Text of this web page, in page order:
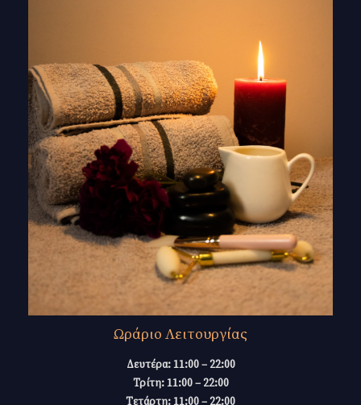
Ωράριο Λειτουργίας
Δευτέρα: 11:00 – 22:00
Τρίτη: 11:00 – 22:00
Τετάρτη: 11:00 – 22:00